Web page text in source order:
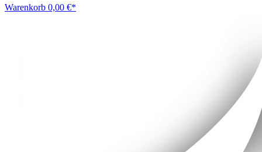
Warenkorb 0,00 €*